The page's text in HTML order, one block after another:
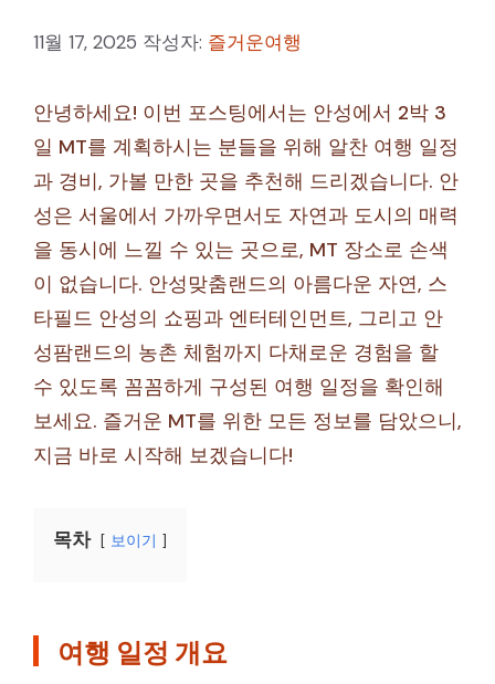
11월 17, 2025 작성자: 즐거운여행
안녕하세요! 이번 포스팅에서는 안성에서 2박 3
일 MT를 계획하시는 분들을 위해 알찬 여행 일정
과 경비, 가볼 만한 곳을 추천해 드리겠습니다. 안
성은 서울에서 가까우면서도 자연과 도시의 매력
을 동시에 느낄 수 있는 곳으로, MT 장소로 손색
이 없습니다. 안성맞춤랜드의 아름다운 자연, 스
타필드 안성의 쇼핑과 엔터테인먼트, 그리고 안
성팜랜드의 농촌 체험까지 다채로운 경험을 할
수 있도록 꼼꼼하게 구성된 여행 일정을 확인해
보세요. 즐거운 MT를 위한 모든 정보를 담았으니,
지금 바로 시작해 보겠습니다!
목차 보이기
여행 일정 개요